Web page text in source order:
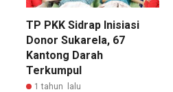
TP PKK Sidrap Inisiasi
Donor Sukarela, 67
Kantong Darah
Terkumpul
1 tahun lalu